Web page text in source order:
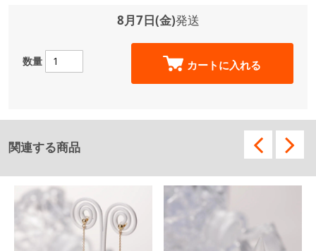
8月7日(金)発送
数量 カートに入れる
関連する商品